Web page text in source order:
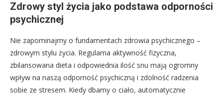
Zdrowy styl życia jako podstawa odporności
psychicznej
Nie zapominajmy o fundamentach zdrowia psychicznego –
zdrowym stylu życia. Regularna aktywność fizyczna,
zbilansowana dieta i odpowiednia ilość snu mają ogromny
wpływ na naszą odporność psychiczną i zdolność radzenia
sobie ze stresem. Kiedy dbamy o ciało, automatycznie